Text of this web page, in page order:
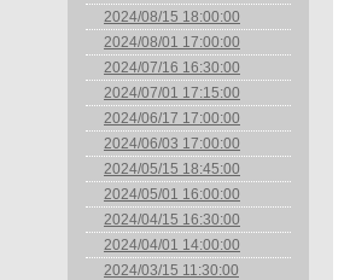
2024/08/15 18:00:00
2024/08/01 17:00:00
2024/07/16 16:30:00
2024/07/01 17:15:00
2024/06/17 17:00:00
2024/06/03 17:00:00
2024/05/15 18:45:00
2024/05/01 16:00:00
2024/04/15 16:30:00
2024/04/01 14:00:00
2024/03/15 11:30:00